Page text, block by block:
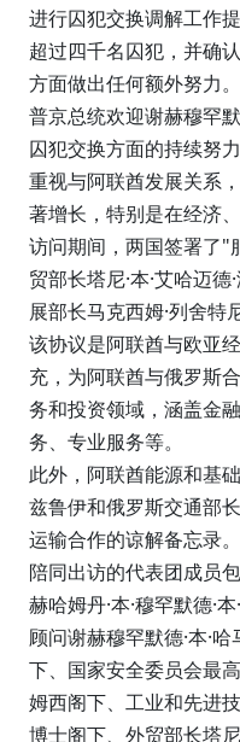
进行囚犯交换调解工作
超过四千名囚犯，并确
方面做出任何额外努力。
普京总统欢迎谢赫穆罕
囚犯交换方面的持续努
重视与阿联酋发展关系
著增长，特别是在经济、
访问期间，两国签署了"
贸部长塔尼·本·艾哈迈
展部长马克西姆·列舍特
该协议是阿联酋与欧亚
充，为阿联酋与俄罗斯
务和投资领域，涵盖金
务、专业服务等。
此外，阿联酋能源和基
兹鲁伊和俄罗斯交通部
运输合作的谅解备忘录。
陪同出访的代表团成员
赫哈姆丹·本·穆罕默德·
顾问谢赫穆罕默德·本·哈
下、国家安全委员会最
姆西阁下、工业和先进
博士阁下、外贸部长塔尼